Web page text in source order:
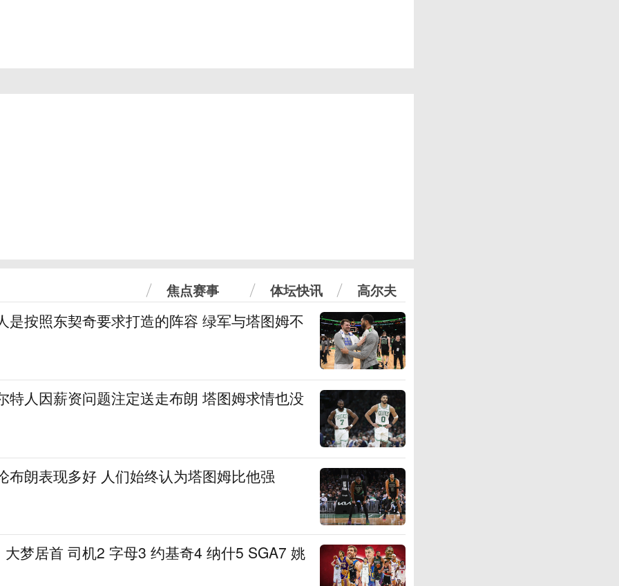
焦点赛事 体坛快讯 高尔夫
是按照东契奇要求打造的阵容 绿军与塔图姆不
特人因薪资问题注定送走布朗 塔图姆求情也没
布朗表现多好 人们始终认为塔图姆比他强
大梦居首 司机2 字母3 约基奇4 纳什5 SGA7 姚